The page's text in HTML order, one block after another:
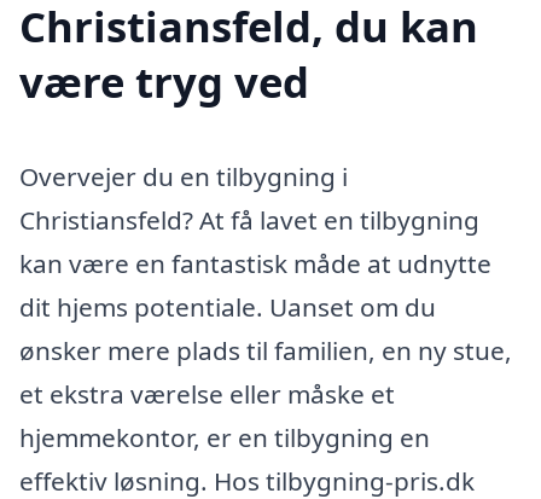
Christiansfeld, du kan
være tryg ved
Overvejer du en tilbygning i
Christiansfeld? At få lavet en tilbygning
kan være en fantastisk måde at udnytte
dit hjems potentiale. Uanset om du
ønsker mere plads til familien, en ny stue,
et ekstra værelse eller måske et
hjemmekontor, er en tilbygning en
effektiv løsning. Hos tilbygning-pris.dk